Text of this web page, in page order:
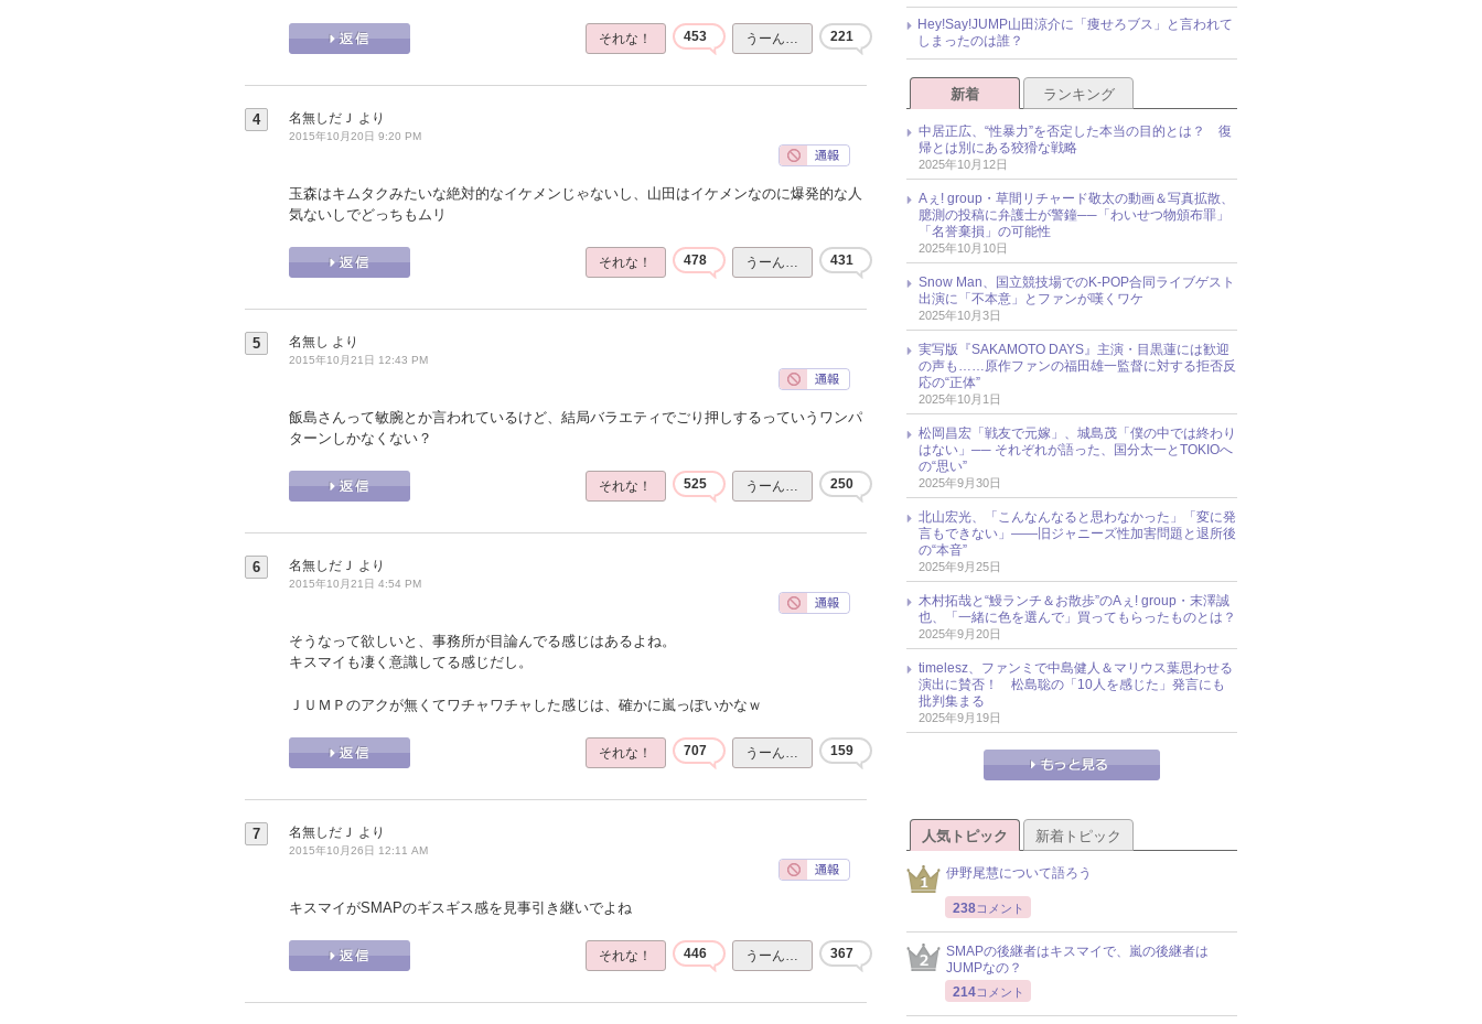
それな！ 453 うーん… 221
4 名無しだＪ より
2015年10月20日 9:20 PM
玉森はキムタクみたいな絶対的なイケメンじゃないし、山田はイケメンなのに爆発的な人
気ないしでどっちもムリ
それな！ 478 うーん… 431
5 名無し より
2015年10月21日 12:43 PM
飯島さんって敏腕とか言われているけど、結局バラエティでごり押しするっていうワンパ
ターンしかなくない？
それな！ 525 うーん… 250
6 名無しだＪ より
2015年10月21日 4:54 PM
そうなって欲しいと、事務所が目論んでる感じはあるよね。
キスマイも凄く意識してる感じだし。
ＪＵＭＰのアクが無くてワチャワチャした感じは、確かに嵐っぽいかなｗ
それな！ 707 うーん… 159
7 名無しだＪ より
2015年10月26日 12:11 AM
キスマイがSMAPのギスギス感を見事引き継いでよね
それな！ 446 うーん… 367
Hey!Say!JUMP山田涼介に「痩せろブス」と言われて
しまったのは誰？
新着 ランキング
中居正広、“性暴力”を否定した本当の目的とは？ 復
帰とは別にある狡猾な戦略
2025年10月12日
Aぇ! group・草間リチャード敬太の動画＆写真拡散、
臆測の投稿に弁護士が警鐘──「わいせつ物頒布罪」
「名誉棄損」の可能性
2025年10月10日
Snow Man、国立競技場でのK-POP合同ライブゲスト
出演に「不本意」とファンが嘆くワケ
2025年10月3日
実写版『SAKAMOTO DAYS』主演・目黒蓮には歓迎
の声も……原作ファンの福田雄一監督に対する拒否反
応の“正体”
2025年10月1日
松岡昌宏「戦友で元嫁」、城島茂「僕の中では終わり
はない」── それぞれが語った、国分太一とTOKIOへ
の“思い”
2025年9月30日
北山宏光、「こんなんなると思わなかった」「変に発
言もできない」――旧ジャニーズ性加害問題と退所後
の“本音”
2025年9月25日
木村拓哉と“鰻ランチ＆お散歩”のAぇ! group・末澤誠
也、「一緒に色を選んで」買ってもらったものとは？
2025年9月20日
timelesz、ファンミで中島健人＆マリウス葉思わせる
演出に賛否！ 松島聡の「10人を感じた」発言にも
批判集まる
2025年9月19日
人気トピック 新着トピック
伊野尾慧について語ろう
238コメント
SMAPの後継者はキスマイで、嵐の後継者は
JUMPなの？
214コメント